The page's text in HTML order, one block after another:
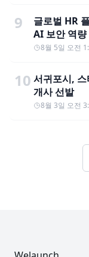
9
글로벌 HR
AI 보안 역량
8월 5일 오전
10 서귀포시,
개사 선발
8월 3일 오전